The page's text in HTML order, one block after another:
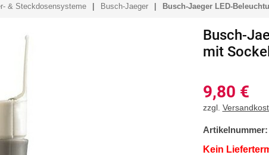
& Steckdosensysteme Busch-Jaeger Busch-Jaeger LED-
Busch-
mit
9,80 €
zzgl.
Artikelnummer:
Kein